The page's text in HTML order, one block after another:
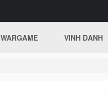
WARGAME VINH DANH